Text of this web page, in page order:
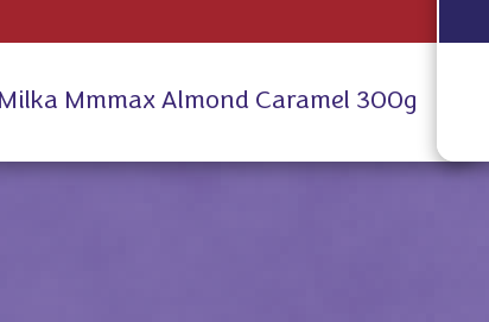
Milka Mmmax Almond Caramel 300g